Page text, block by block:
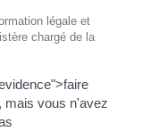
légale et
chargé de la
mais vous n'avez